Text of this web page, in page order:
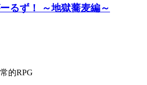
るず！ ～地獄蕎麦編～
的RPG